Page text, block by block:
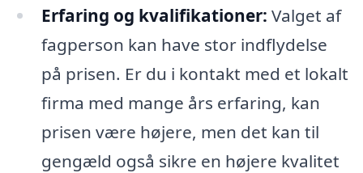
Erfaring og kvalifikationer: Valget af
fagperson kan have stor indflydelse
på prisen. Er du i kontakt med et lokalt
firma med mange års erfaring, kan
prisen være højere, men det kan til
gengæld også sikre en højere kvalitet